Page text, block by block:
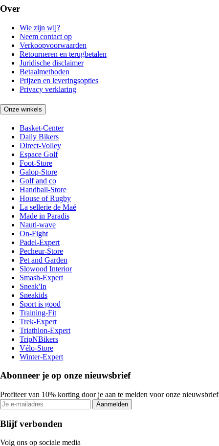
Over
Wie zijn wij?
Neem contact op
Verkoopvoorwaarden
Retourneren en terugbetalen
Juridische disclaimer
Betaalmethoden
Prijzen en leveringsopties
Privacy verklaring
Onze winkels
Basket-Center
Daily Bikers
Direct-Volley
Espace Golf
Foot-Store
Galop-Store
Golf and co
Handball-Store
House of Rugby
La sellerie de Maé
Made in Paradis
Nauti-wave
On-Fight
Padel-Expert
Pecheur-Store
Pet and Garden
Slowood Interior
Smash-Expert
Sneak'In
Sneakids
Sport is good
Training-Fit
Trek-Expert
Triathlon-Expert
TripNBikers
Vélo-Store
Winter-Expert
Abonneer je op onze nieuwsbrief
Profiteer van 10% korting door je aan te melden voor onze nieuwsbrief
Aanmelden
Blijf verbonden
Volg ons op sociale media